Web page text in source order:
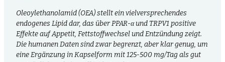
Oleoylethanolamid (OEA) stellt ein vielversprechendes
endogenes Lipid dar, das über PPAR-α und TRPV1 positive
Effekte auf Appetit, Fettstoffwechsel und Entzündung zeigt.
Die humanen Daten sind zwar begrenzt, aber klar genug, um
eine Ergänzung in Kapsel­form mit 125-500 mg/Tag als gut